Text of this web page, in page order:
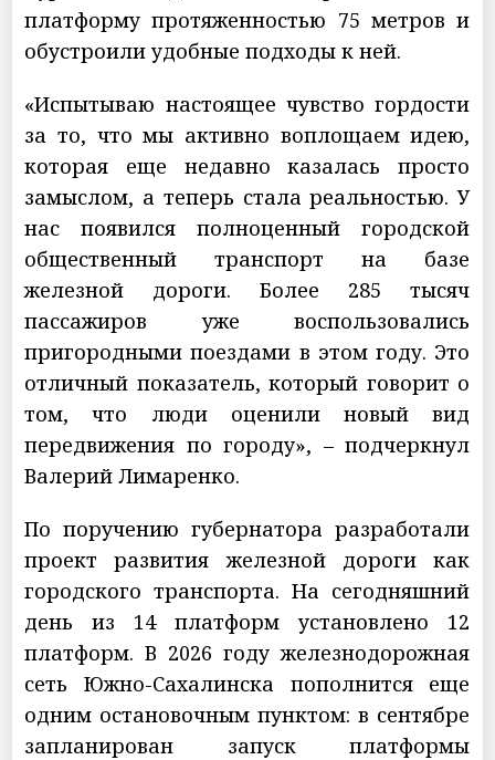
платформу протяженностью 75 метров и
обустроили удобные подходы к ней.
«Испытываю настоящее чувство гордости
за то, что мы активно воплощаем идею,
которая еще недавно казалась просто
замыслом, а теперь стала реальностью. У
нас появился полноценный городской
общественный транспорт на базе
железной дороги. Более 285 тысяч
пассажиров уже воспользовались
пригородными поездами в этом году. Это
отличный показатель, который говорит о
том, что люди оценили новый вид
передвижения по городу», – подчеркнул
Валерий Лимаренко.
По поручению губернатора разработали
проект развития железной дороги как
городского транспорта. На сегодняшний
день из 14 платформ установлено 12
платформ. В 2026 году железнодорожная
сеть Южно-Сахалинска пополнится еще
одним остановочным пунктом: в сентябре
запланирован запуск платформы